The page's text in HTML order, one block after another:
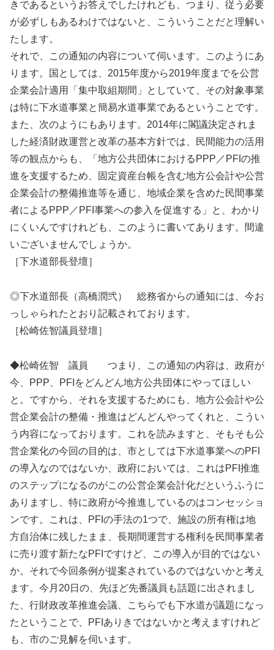
きであるというお答えでしたけれども、つまり、従う必要
が必ずしもあるわけではないと、こういうことだと理解い
たします。
それで、この通知の内容について伺います。このようにあ
ります。国としては、2015年度から2019年度までを公営
企業会計適用「集中取組期間」としていて、その対象事業
は特に下水道事業と簡易水道事業であるということです。
また、次のようにもあります。2014年に閣議決定されま
した経済財政運営と改革の基本方針では、民間能力の活用
等の観点からも、「地方公共団体におけるPPP／PFIの推
進を支援するため、固定資産台帳を含む地方公会計や公営
企業会計の整備推進等を通じ、地域企業を含めた民間事業
者によるPPP／PFI事業への参入を促進する」と、わかり
にくいんですけれども、このように書いてあります。間違
いございませんでしょうか。
［下水道部長登壇］
◎下水道部長（高橋潤弐） 総務省からの通知には、今お
っしゃられたとおり記載されております。
［松崎佐智議員登壇］
◆松崎佐智 議員 つまり、この通知の内容は、政府が
今、PPP、PFIをどんどん地方公共団体にやってほしい
と。ですから、それを支援するためにも、地方公会計や公
営企業会計の整備・推進はどんどんやってくれと、こうい
う内容になっております。これを読みますと、そもそも公
営企業化の今回の目的は、市としては下水道事業へのPFI
の導入なのではないか、政府においては、これはPFI推進
のステップになるのがこの公営企業会計化だというふうに
ありますし、特に政府が今推進しているのはコンセッショ
ンです。これは、PFIの手法の1つで、施設の所有権は地
方自治体に残したまま、長期間運営する権利を民間事業者
に売り渡す新たなPFIですけど、この導入が目的ではない
か。それで今回条例が提案されているのではないかと考え
ます。今月20日の、先ほど先番議員も話題に出されまし
た、行財政改革推進会議、こちらでも下水道が議題になっ
たということで、PFIありきではないかと考えますけれど
も、市のご見解を伺います。